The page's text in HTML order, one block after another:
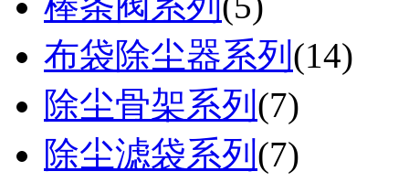
布袋除尘器系列 (14)
除尘骨架系列 (7)
除尘滤袋系列 (7)